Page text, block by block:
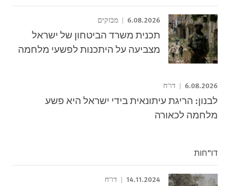
6.08.2026 מבזקים
תכנית משרד הביטחון של ישראל
מצביעה על היתכנות לפשעי מלחמה
6.08.2026 דו"ח
לבנון: הריגת עיתונאית בידי ישראל היא פשע
מלחמה לכאורה
דו"חות
14.11.2024 דו"ח